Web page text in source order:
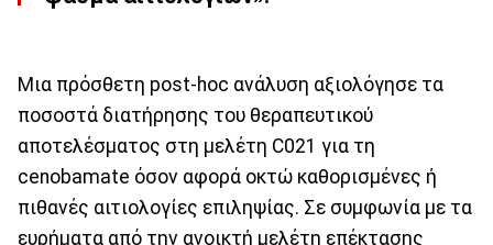
Μια πρόσθετη post-hoc ανάλυση αξιολόγησε τα
ποσοστά διατήρησης του θεραπευτικού
αποτελέσματος στη μελέτη C021 για τη
cenobamate όσον αφορά οκτώ καθορισμένες ή
πιθανές αιτιολογίες επιληψίας. Σε συμφωνία με τα
ευρήματα από την ανοικτή μελέτη επέκτασης